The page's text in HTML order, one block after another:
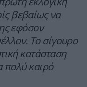
βεβαίως να
εφόσον
Το σίγουρο
κατάσταση
πολύ καιρό